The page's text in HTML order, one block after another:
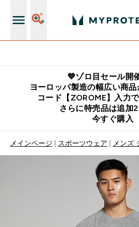
💙ゾロ目セール開
ヨーロッパ製造の幅広い商
コード【ZOROME】入力
さらに特売品は追加
今すぐ購入
メインページ スポーツウェア メンズ